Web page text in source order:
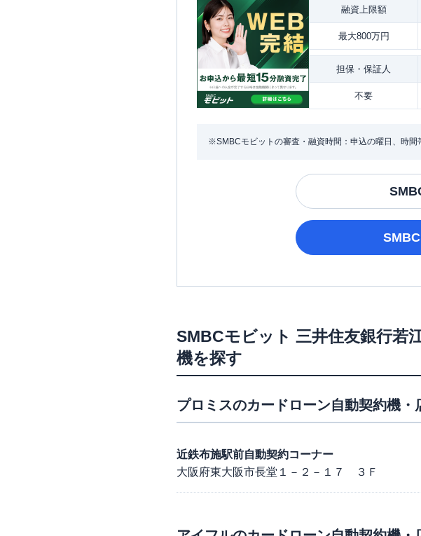
融資上限額
最大800万円
担保・ 保証人
不要
※SMBCモビットの審査・融資時間：申込の曜日、時間
SMBCモビット 三井住友銀行若
機を探す
プロミスのカードローン自動契約機・
近鉄布施駅前自動契約コーナー
大阪府東大阪市長堂１－２－１７ ３Ｆ